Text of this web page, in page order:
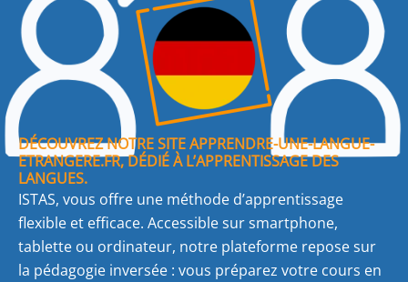
DÉCOUVREZ NOTRE SITE APPRENDRE-UNE-LANGUE-
ETRANGERE.FR, DÉDIÉ À L’APPRENTISSAGE DES
LANGUES.
ISTAS, vous offre une méthode d’apprentissage
flexible et efficace. Accessible sur smartphone,
tablette ou ordinateur, notre plateforme repose sur
la pédagogie inversée : vous préparez votre cours en